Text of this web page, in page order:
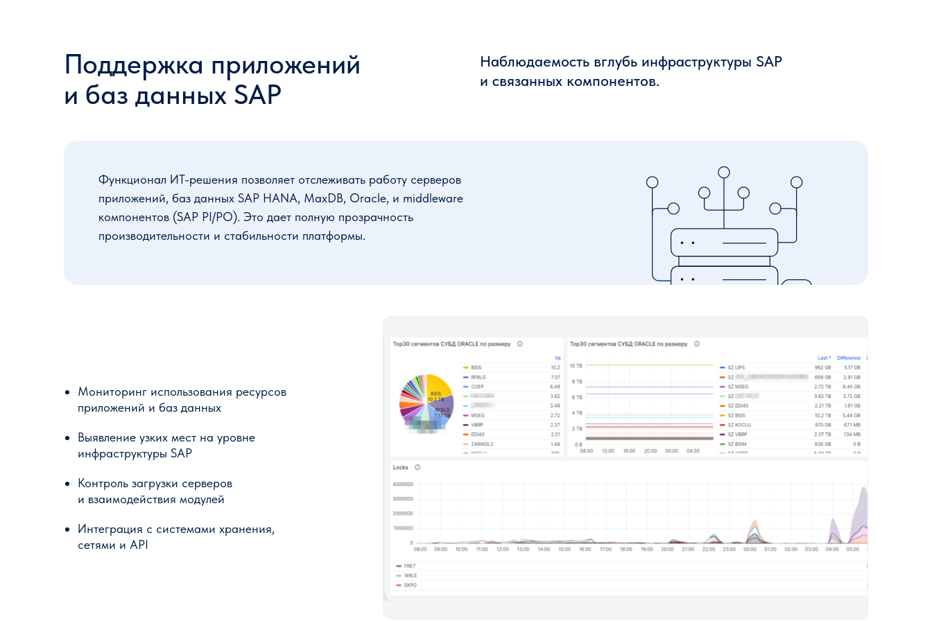
Поддержка приложений
и баз данных SAP
Наблюдаемость вглубь инфраструктуры SAP
и связанных компонентов.
Функционал ИТ-решения позволяет отслеживать работу серверов
приложений, баз данных SAP HANA, MaxDB, Oracle, и middleware
компонентов (SAP PI/PO). Это дает полную прозрачность
производительности и стабильности платформы.
Мониторинг использования ресурсов
приложений и баз данных
Выявление узких мест на уровне
инфраструктуры SAP
Контроль загрузки серверов
и взаимодействия модулей
Интеграция с системами хранения,
сетями и API